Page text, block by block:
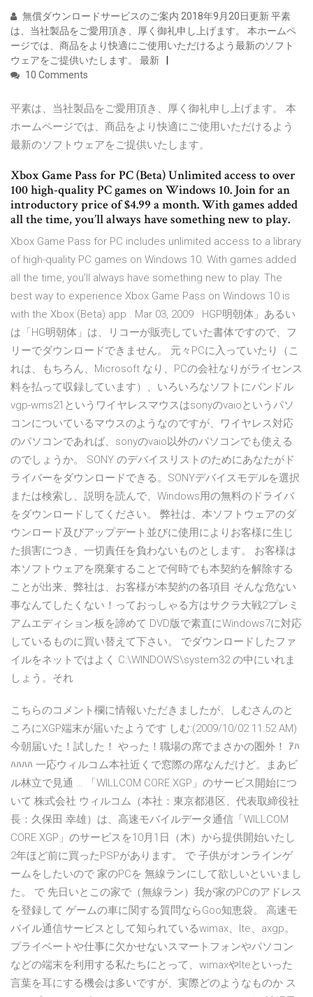
無償ダウンロードサービスのご案内 2018年9月20日更新 平素
は、当社製品をご愛用頂き、厚く御礼申し上げます。 本ホームペ
ージでは、商品をより快適にご使用いただけるよう最新のソフト
ウェアをご提供いたします。 最新
10 Comments
平素は、当社製品をご愛用頂き、厚く御礼申し上げます。 本
ホームページでは、商品をより快適にご使用いただけるよう
最新のソフトウェアをご提供いたします。
Xbox Game Pass for PC (Beta) Unlimited access to over
100 high-quality PC games on Windows 10. Join for an
introductory price of $4.99 a month. With games added
all the time, you’ll always have something new to play.
Xbox Game Pass for PC includes unlimited access to a library
of high-quality PC games on Windows 10. With games added
all the time, you’ll always have something new to play. The
best way to experience Xbox Game Pass on Windows 10 is
with the Xbox (Beta) app . Mar 03, 2009 · HGP明朝体」あるい
は「HG明朝体」は、リコーが販売していた書体ですので、フ
リーでダウンロードできません。 元々PCに入っていたり（こ
れは、もちろん、Microsoft なり、PCの会社なりがライセンス
料を払って収録しています）、いろいろなソフトにバンドル
vgp-wms21というワイヤレスマウスはsonyのvaioというパソ
コンについているマウスのようなのですが、ワイヤレス対応
のパソコンであれば、sonyのvaio以外のパソコンでも使える
のでしょうか。 SONY のデバイスリストのためにあなたがド
ライバーをダウンロードできる。SONYデバイスモデルを選択
または検索し、説明を読んで、Windows用の無料のドライバ
をダウンロードしてください。 弊社は、本ソフトウェアのダ
ウンロード及びアップデート並びに使用によりお客様に生じ
た損害につき、一切責任を負わないものとします。 お客様は
本ソフトウェアを廃棄することで何時でも本契約を解除する
ことが出来、弊社は、お客様が本契約の各項目 そんな危ない
事なんてしたくない！っておっしゃる方はサクラ大戦2プレミ
アムエディション板を諦めて DVD版で素直にWindows7に対応
しているものに買い替えて下さい。 でダウンロードしたファ
イルをネットではよく C:\WINDOWS\system32 の中にいれま
しょう。それ
こちらのコメント欄に情報いただきましたが、しむさんのと
ころにXGP端末が届いたようです しむ:(2009/10/02 11:52 AM)
今朝届いた！試した！ やった！職場の席でまさかの圏外！ ｱﾊ
ﾊﾊﾊﾊ 一応ウィルコム本社近くで窓際の席なんだけど。まあビ
ル林立で見通 … 「WILLCOM CORE XGP」のサービス開始につ
いて 株式会社 ウィルコム（本社：東京都港区、代表取締役社
長：久保田 幸雄）は、高速モバイルデータ通信「WILLCOM
CORE XGP」のサービスを10月1日（木）から提供開始いたし
2年ほど前に買ったPSPがあります。 で 子供がオンラインゲ
ームをしたいので 家のPCを 無線ランにして欲しいといいまし
た。 で 先日いとこの家で（無線ラン）我が家のPCのアドレス
を登録して ゲームの車に関する質問ならGoo知恵袋。 高速モ
バイル通信サービスとして知られているwimax、lte、axgp。
プライベートや仕事に欠かせないスマートフォンやパソコン
などの端末を利用する私たちにとって、wimaxやlteといった
言葉を耳にする機会は多いですが、実際どのようなものか ス